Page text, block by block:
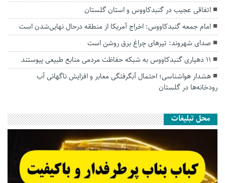
اتفاقی عجیب در‌ گنبدکاووس و استان گلستان
امام جمعه گنبدکاووس: اخراج آمریکا از منطقه درحال نهایی‌شدن است
صدای شهروند: تیرهای چراغ برق روشن است
۱۱ دهیاری گنبدکاووس به شبکه حفاظت مردمی منابع طبیعی پیوستند
هشدار هواشناسی؛ احتمال آبگرفتگی معابر و افزایش ناگهانی آب
رودخانه‌ها در گلستان
محل تبلیغات